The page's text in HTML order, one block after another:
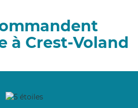
à Crest-Voland